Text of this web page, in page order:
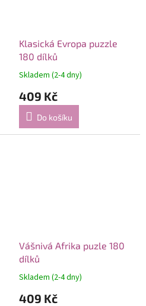
Klasická Evropa puzzle
180 dílků
Skladem (2-4 dny)
409 Kč
Do košíku
Vášnivá Afrika puzle 180
dílků
Skladem (2-4 dny)
409 Kč